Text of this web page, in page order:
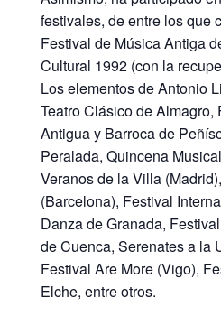
festivales, de entre los que
Festival de Música Antiga
Cultural 1992 (con la
Los elementos de Antonio
Teatro Clásico de Almagro,
Antigua y Barroca de
Peralada, Quincena
Veranos de la Villa
(Barcelona), Festival
Danza de Granada,
de Cuenca, Serenates a la
Festival Are More (Vigo),
Elche, entre otros.